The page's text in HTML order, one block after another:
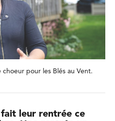
pour les Blés au Vent.
leur rentrée ce